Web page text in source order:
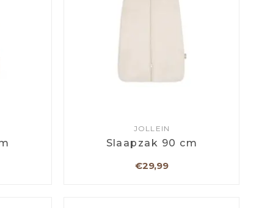
JOLLEIN
Slaapzak 90 cm
€29,99